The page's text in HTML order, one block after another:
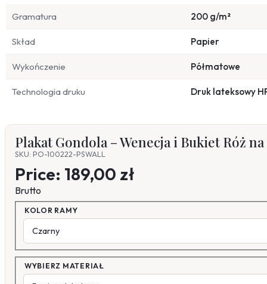
Gramatura 200 g/m²
Skład Papier
Wykończenie Półmatowe
Technologia druku Druk lateksowy
Plakat Gondola – Wenecja i Bukiet Róż
SKU: PO-100222-PSWALL
Price: 189,00 zł
Brutto
KOLOR RAMY
WYBIERZ MATERIAŁ